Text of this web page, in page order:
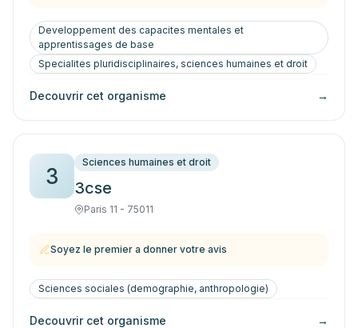
Developpement des capacites mentales et
apprentissages de base
Specialites pluridisciplinaires, sciences humaines et droit
Decouvrir cet organisme →
3
Sciences humaines et droit
3cse
Paris 11 - 75011
Soyez le premier a donner votre avis
Sciences sociales (demographie, anthropologie)
Decouvrir cet organisme →